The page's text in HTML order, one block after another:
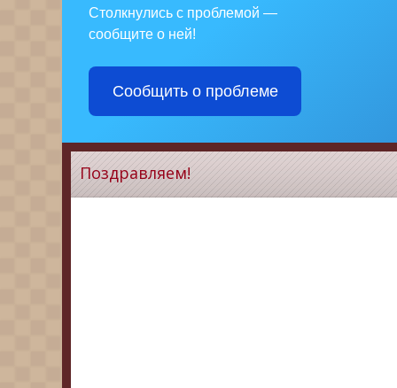
Столкнулись с проблемой —
сообщите о ней!
Сообщить о проблеме
Поздравляем!